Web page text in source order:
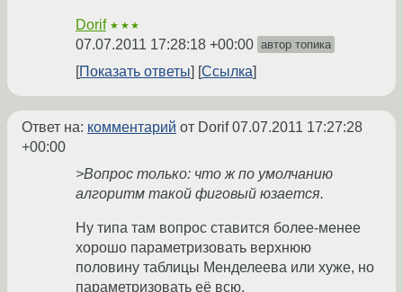
Dorif ★★★
07.07.2011 17:28:18 +00:00 автор топика
Показать ответы Ссылка
Ответ на: комментарий от Dorif07.07.2011 17:27:28
+00:00
>Вопрос только: что ж по умолчанию
алгоритм такой фиговый юзается.
Ну типа там вопрос ставится более-менее
хорошо параметризовать верхнюю
половину таблицы Менделеева или хуже, но
параметризовать её всю.